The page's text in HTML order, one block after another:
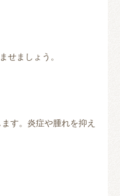
せましょう。
す。炎症や腫れを抑え